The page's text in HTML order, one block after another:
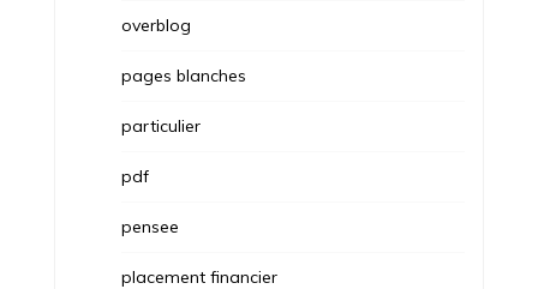
overblog
pages blanches
particulier
pdf
pensee
placement financier